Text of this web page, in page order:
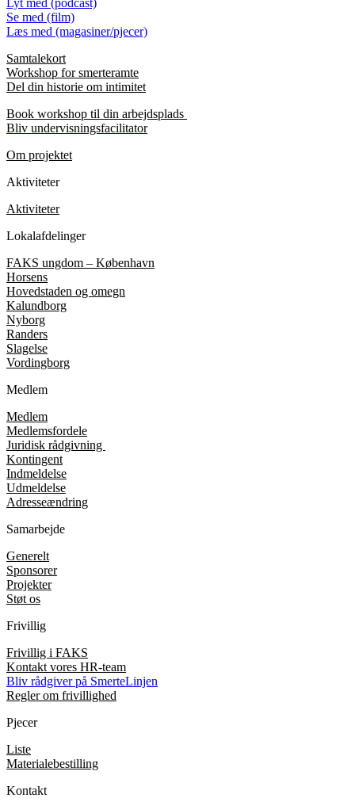
Lyt med (podcast)
Se med (film)
Læs med (magasiner/pjecer)
Samtalekort
Workshop for smerteramte
Del din historie om intimitet
Book workshop til din arbejdsplads
Bliv undervisningsfacilitator
Om projektet
Aktiviteter
Aktiviteter
Lokalafdelinger
FAKS ungdom – København
Horsens
Hovedstaden og omegn
Kalundborg
Nyborg
Randers
Slagelse
Vordingborg
Medlem
Medlem
Medlemsfordele
Juridisk rådgivning
Kontingent
Indmeldelse
Udmeldelse
Adresseændring
Samarbejde
Generelt
Sponsorer
Projekter
Støt os
Frivillig
Frivillig i FAKS
Kontakt vores HR-team
Bliv rådgiver på SmerteLinjen
Regler om frivillighed
Pjecer
Liste
Materialebestilling
Kontakt